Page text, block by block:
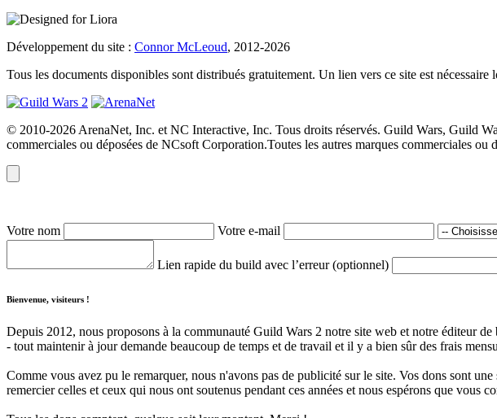
Développement du site : Connor McLeoud, 2012-2026
Tous les documents disponibles sont distribués gratuitement. Un lien vers ce site est
© 2010-2026 ArenaNet, Inc. et NC Interactive, Inc. Tous droits réservés. Guild Wars, Guild
commerciales ou déposées de NCsoft Corporation.Toutes les autres marques commerciales ou
Votre nom Votre e-mail
Lien rapide du build avec l’erreur (optionnel)
Bienvenue, visiteurs !
Depuis 2012, nous proposons à la communauté Guild Wars 2 notre site web et notre éditeur
- tout maintenir à jour demande beaucoup de temps et de travail et il y a bien sûr des frais
Comme vous avez pu le remarquer, nous n'avons pas de publicité sur le site. Vos dons sont
remercier celles et ceux qui nous ont soutenus pendant ces années et nous espérons que vous